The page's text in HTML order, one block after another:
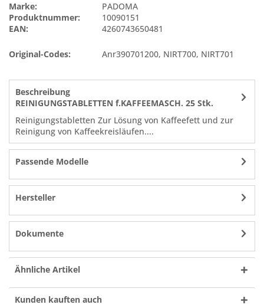
Marke:
PADOMA
Produktnummer:
10090151
EAN:
4260743650481
Original-Codes: Anr390701200, NIRT700, NIRT701
Beschreibung
REINIGUNGSTABLETTEN f.KAFFEEMASCH. 25 Stk.
Reinigungstabletten Zur Lösung von Kaffeefett und zur
Reinigung von Kaffeekreisläufen....
Passende Modelle
Hersteller
Dokumente
Ähnliche Artikel
Kunden kauften auch